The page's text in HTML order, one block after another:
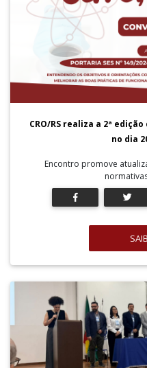
CRO/RS realiza a 2ª
no dia
Encontro promove